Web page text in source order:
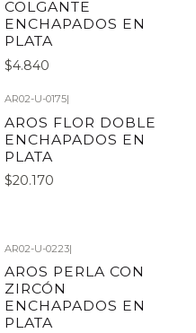
COLGANTE
ENCHAPADOS EN
PLATA
$4.840
AR02-U-0175|
AROS FLOR DOBLE
ENCHAPADOS EN
PLATA
$20.170
AR02-U-0223|
AROS PERLA CON
ZIRCÓN
ENCHAPADOS EN
PLATA